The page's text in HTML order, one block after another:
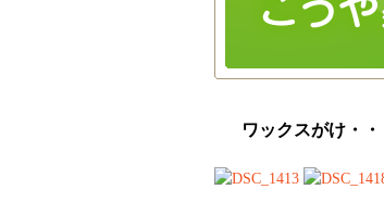
ワックスがけ・・